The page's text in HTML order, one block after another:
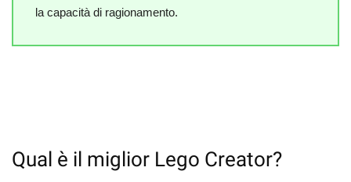
la capacità di ragionamento.
Qual è il miglior Lego Creator?